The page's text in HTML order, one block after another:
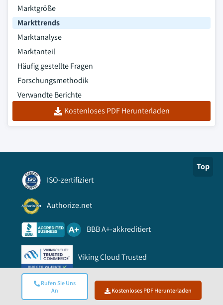
Rufen Sie Uns
An
Kostenloses PDF Herunterladen
Marktgröße
Markttrends
Marktanalyse
Marktanteil
Häufig gestellte Fragen
Forschungsmethodik
Verwandte Berichte
Kostenloses PDF Herunterladen
Top
ISO-zertifiziert
Authorize.net
BBB A+-akkreditiert
Viking Cloud Trusted
Link